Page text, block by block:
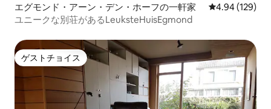
エグモンド・アーン・デン・ホーフの一軒家 レビュー129
4.94 (129)
ユニークな別荘があるLeuksteHuisEgmond
ゲストチョイス
ゲストチョイス